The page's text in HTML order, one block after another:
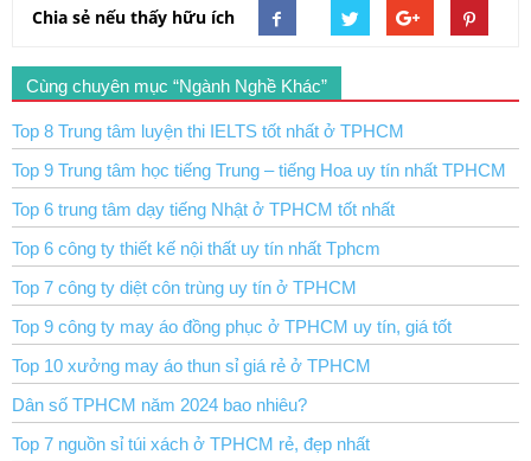
Chia sẻ nếu thấy hữu ích
Cùng chuyên mục “Ngành Nghề Khác”
Top 8 Trung tâm luyện thi IELTS tốt nhất ở TPHCM
Top 9 Trung tâm học tiếng Trung – tiếng Hoa uy tín nhất TPHCM
Top 6 trung tâm dạy tiếng Nhật ở TPHCM tốt nhất
Top 6 công ty thiết kế nội thất uy tín nhất Tphcm
Top 7 công ty diệt côn trùng uy tín ở TPHCM
Top 9 công ty may áo đồng phục ở TPHCM uy tín, giá tốt
Top 10 xưởng may áo thun sỉ giá rẻ ở TPHCM
Dân số TPHCM năm 2024 bao nhiêu?
Top 7 nguồn sỉ túi xách ở TPHCM rẻ, đẹp nhất